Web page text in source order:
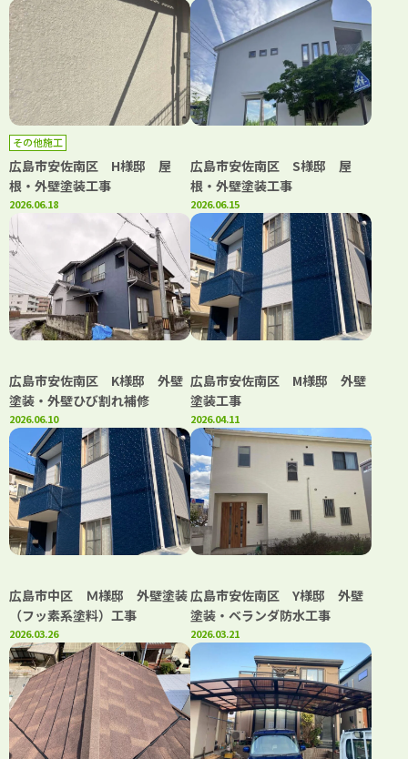
その他施工
広島市安佐南区 H様邸 屋
根・外壁塗装工事
2026.06.18
広島市安佐南区 S様邸 屋
根・外壁塗装工事
2026.06.15
広島市安佐南区 K様邸 外壁
塗装・外壁ひび割れ補修
2026.06.10
広島市安佐南区 M様邸 外壁
塗装工事
2026.04.11
広島市中区 Ｍ様邸 外壁塗装
（フッ素系塗料）工事
2026.03.26
広島市安佐南区 Y様邸 外壁
塗装・ベランダ防水工事
2026.03.21